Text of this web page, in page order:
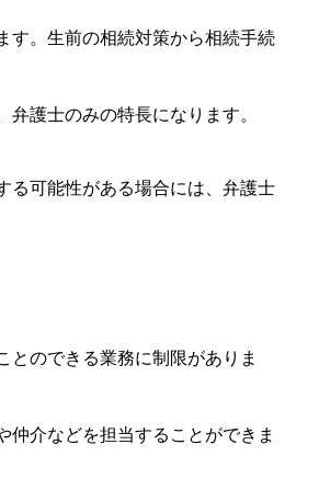
す。生前の相続対策から相続手続
護士のみの特長になります。
る可能性がある場合には、弁護士
とのできる業務に制限がありま
仲介などを担当することができま